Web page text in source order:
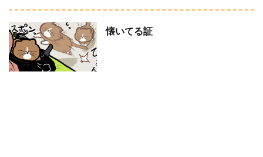
懐いてる証